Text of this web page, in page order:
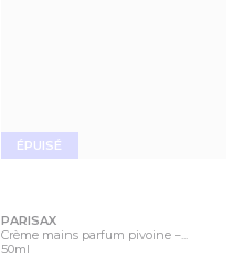
ÉPUISÉ
PARISAX
Crème mains parfum pivoine –...
50ml